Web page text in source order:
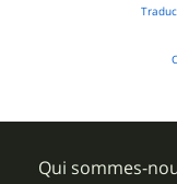
Qui sommes-